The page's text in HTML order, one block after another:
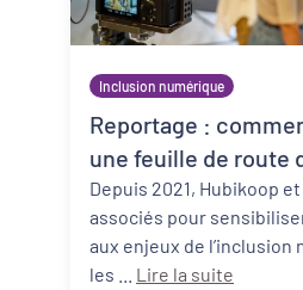
Inclusion numérique
Reportage :
une feuille de route
numérique ?
Depuis 2021, Hubikoop
associés pour
aux enjeux de l’inclusion
Lire la suite